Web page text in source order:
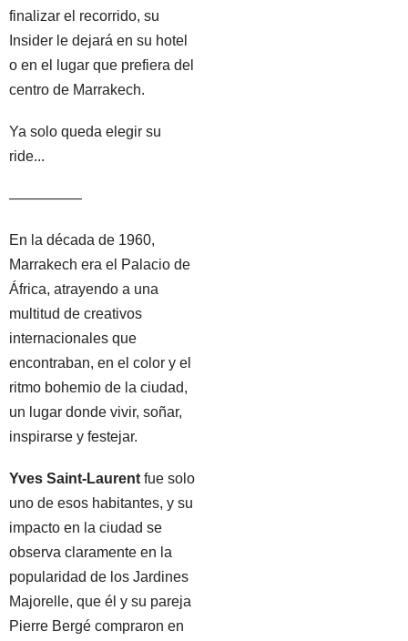
finalizar el recorrido, su
Insider le dejará en su hotel
o en el lugar que prefiera del
centro de Marrakech.
Ya solo queda elegir su
ride...
—————
En la década de 1960,
Marrakech era el Palacio de
África, atrayendo a una
multitud de creativos
internacionales que
encontraban, en el color y el
ritmo bohemio de la ciudad,
un lugar donde vivir, soñar,
inspirarse y festejar.
Yves Saint-Laurent fue solo
uno de esos habitantes, y su
impacto en la ciudad se
observa claramente en la
popularidad de los Jardines
Majorelle, que él y su pareja
Pierre Bergé compraron en